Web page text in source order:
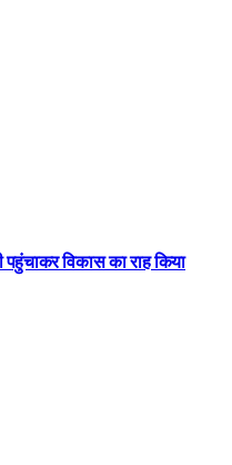
विकास का राह किया